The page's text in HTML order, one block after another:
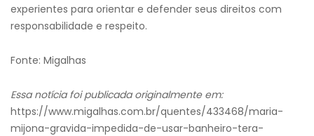
experientes para orientar e defender seus direitos com
responsabilidade e respeito.
Fonte: Migalhas
Essa notícia foi publicada originalmente em:
https://www.migalhas.com.br/quentes/433468/maria-
mijona-gravida-impedida-de-usar-banheiro-tera-